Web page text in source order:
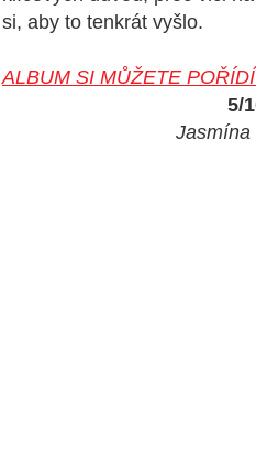
si, aby to tenkrát vyšlo.
ALBUM SI MŮŽETE
5/
Jasmína